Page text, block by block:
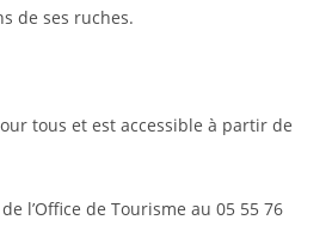
de ses ruches.
tous et est accessible à partir de
l’Office de Tourisme au 05 55 76